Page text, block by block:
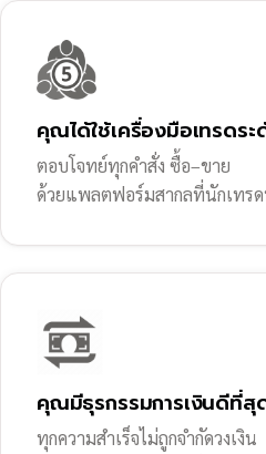
คุณได้ใช้เครื่องมือเทรดระ
ตอบโจทย์ทุกคำสั่ง ซื้อ–ขาย
ด้วยแพลตฟอร์มสากลที่นักเทร
คุณมีธุรกรรมการเงินดีที่สุ
ทุกความสำเร็จไม่ถูกจำกัดวงเงิน